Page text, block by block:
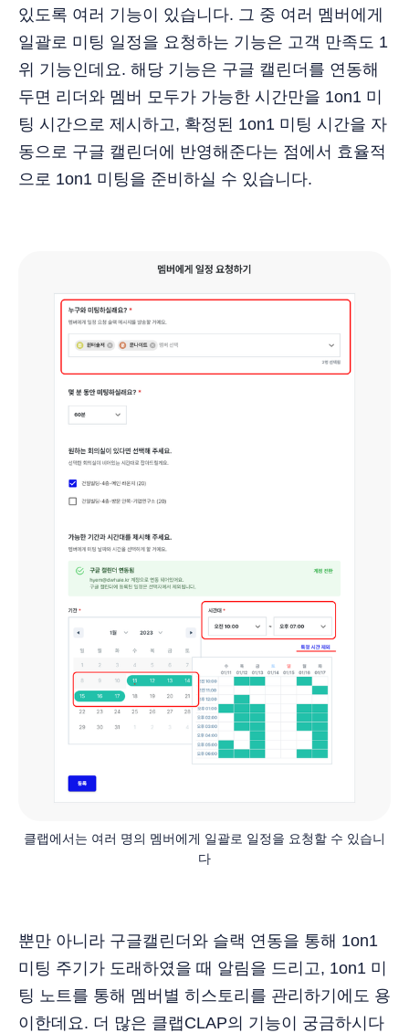
있도록 여러 기능이 있습니다. 그 중 여러 멤버에게
일괄로 미팅 일정을 요청하는 기능은 고객 만족도 1
위 기능인데요. 해당 기능은 구글 캘린더를 연동해
두면 리더와 멤버 모두가 가능한 시간만을 1on1 미
팅 시간으로 제시하고, 확정된 1on1 미팅 시간을 자
동으로 구글 캘린더에 반영해준다는 점에서 효율적
으로 1on1 미팅을 준비하실 수 있습니다.
클랩에서는 여러 명의 멤버에게 일괄로 일정을 요청할 수 있습니
다
뿐만 아니라 구글캘린더와 슬랙 연동을 통해 1on1
미팅 주기가 도래하였을 때 알림을 드리고, 1on1 미
팅 노트를 통해 멤버별 히스토리를 관리하기에도 용
이한데요. 더 많은 클랩CLAP의 기능이 궁금하시다